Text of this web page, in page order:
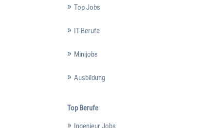
Top Jobs
IT-Berufe
Minijobs
Ausbildung
Top Berufe
Ingenieur Jobs